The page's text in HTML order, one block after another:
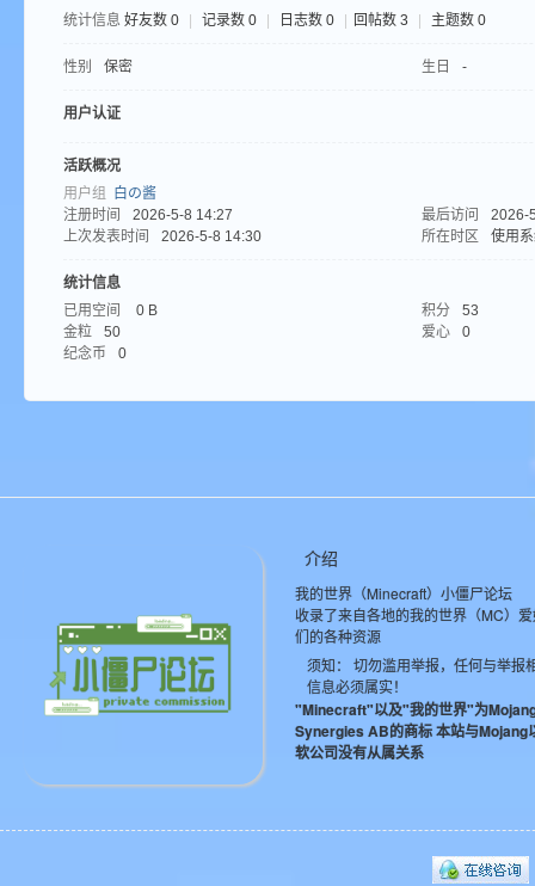
统计信息 好友数 0 记录数 0 日志数 0 回帖数 3 主题数 0
性别 保密 生日 -
用户认证
活跃概况
用户组
白の酱
注册时间
2026-5-8 14:27 最后访问
2026-
上次发表时间
2026-5-8 14:30 所在时区 使用
统计信息
已用空间
0 B 积分
53
金粒
50 爱心
0
纪念币
0
介绍
我的世界（Minecraft）小僵尸论坛
收录了来自各地的我的世界（MC）
们的各种资源
须知： 切勿滥用举报，任何与举报
信息必须属实！
"Minecraft"以及"我的世界"为
Synergies AB的商标 本站与Mojang
软公司没有从属关系